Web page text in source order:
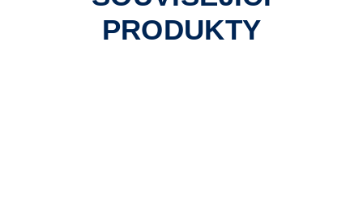
PRODUKTY